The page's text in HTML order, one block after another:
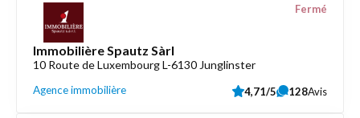
Immobilière Spautz Sàrl
10 Route de Luxembourg L-6130 Junglinster
Agence immobilière
Fermé
4,71/5 128Avis